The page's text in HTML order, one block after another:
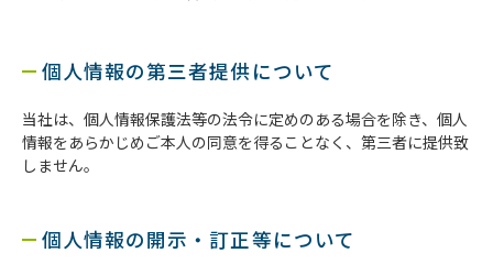
個人情報の第三者提供について
当社は、個人情報保護法等の法令に定めのある場合を除き、個人
情報をあらかじめご本人の同意を得ることなく、第三者に提供致
しません。
個人情報の開示・訂正等について